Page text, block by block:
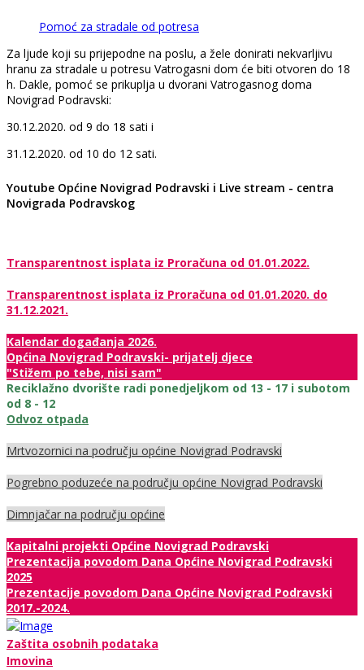
Pomoć za stradale od potresa
Za ljude koji su prijepodne na poslu, a žele donirati nekvarljivu
hranu za stradale u potresu Vatrogasni dom će biti otvoren do 18
h. Dakle, pomoć se prikuplja u dvorani Vatrogasnog doma
Novigrad Podravski:
30.12.2020. od 9 do 18 sati i
31.12.2020. od 10 do 12 sati.
Youtube Općine Novigrad Podravski i Live stream - centra
Novigrada Podravskog
Transparentnost isplata iz Proračuna od 01.01.2022.
Transparentnost isplata iz Proračuna od 01.01.2020. do
31.12.2021.
Kalendar događanja 2026.
Općina Novigrad Podravski- prijatelj djece
"Stižem po tebe, nisi sam"
Reciklažno dvorište radi ponedjeljkom od 13 - 17 i subotom
od 8 - 12
Odvoz otpada
Mrtvozornici na području općine Novigrad Podravski
Pogrebno poduzeće na području općine Novigrad Podravski
Dimnjačar na području općine
Kapitalni projekti Općine Novigrad Podravski
Prezentacija povodom Dana Općine Novigrad Podravski
2025
Prezentacije povodom Dana Općine Novigrad Podravski
2017.-2024.
Zaštita osobnih podataka
Imovina